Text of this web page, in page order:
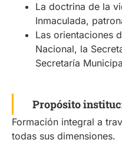
La doctrina de la
Inmaculada,
Las orientaciones
Nacional, la
Secretaría
Propósito
Formación integral a
todas sus dimensiones.